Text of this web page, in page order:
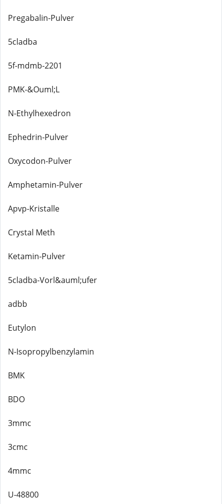
Pregabalin-Pulver
5cladba
5f-mdmb-2201
PMK-&Ouml;L
N-Ethylhexedron
Ephedrin-Pulver
Oxycodon-Pulver
Amphetamin-Pulver
Apvp-Kristalle
Crystal Meth
Ketamin-Pulver
5cladba-Vorl&auml;ufer
adbb
Eutylon
N-Isopropylbenzylamin
BMK
BDO
3mmc
3cmc
4mmc
U-48800